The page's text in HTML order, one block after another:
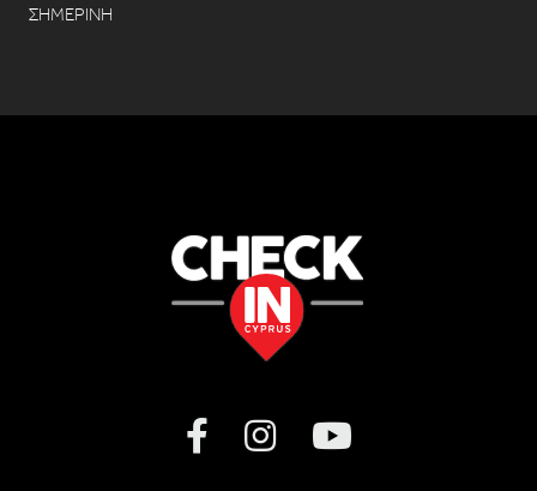
ΣΗΜΕΡΙΝΗ